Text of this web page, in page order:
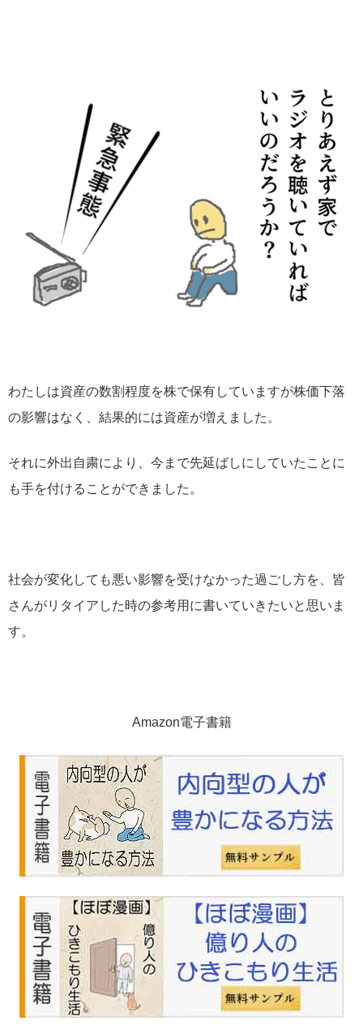
わたしは資産の数割程度を株で保有していますが株価下落
の影響はなく、 結果的には資産が増えました。
それに外出自粛により、今まで先延ばしにしていたことに
も手を付けることができました。
社会が変化しても悪い影響を受けなかった過ごし方を、皆
さんがリタイアした時の参考用に書いていきたいと思いま
す。
Amazon電子書籍